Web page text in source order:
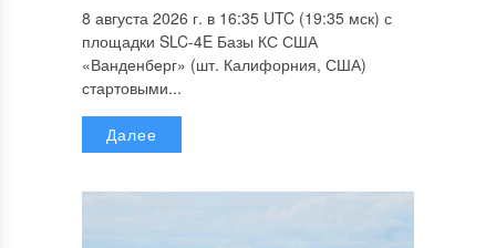
8 августа 2026 г. в 16:35 UTC (19:35 мск) с
площадки SLC-4E Базы КС США
«Ванденберг» (шт. Калифорния, США)
стартовыми...
Далее